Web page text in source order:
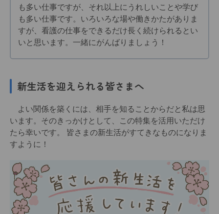
も多い仕事ですが、それ以上にうれしいことや学び
も多い仕事です。いろいろな場や働きかたがありま
すが、看護の仕事をできるだけ長く続けられるとい
いと思います。一緒にがんばりましょう！
新生活を迎えられる皆さまへ
よい関係を築くには、相手を知ることからだと私は思
います。そのきっかけとして、この特集を活用いただけ
たら幸いです。 皆さまの新生活がすてきなものになりま
すように！